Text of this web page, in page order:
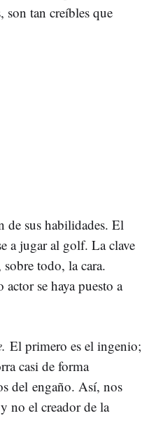
son tan creíbles que
de sus habilidades. El
a jugar al golf. La clave
sobre todo, la cara.
se haya puesto a
El primero es el ingenio;
casi de forma
del engaño. Así, nos
no el creador de la